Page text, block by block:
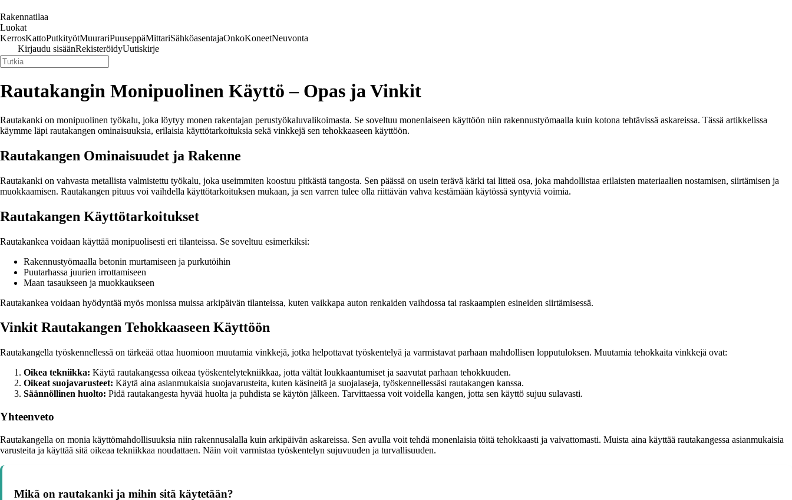
Rakennatilaa
Luokat
KerrosKattoPutkityötMuurariPuuseppäMittariSähköasentajaOnkoKoneetNeuvonta
Kirjaudu sisäänRekisteröidyUutiskirje
Rautakangin Monipuolinen Käyttö – Opas ja Vinkit
Rautakanki on monipuolinen työkalu, joka löytyy monen rakentajan perustyökaluvalikoimasta. Se soveltuu monenlaiseen käyttöön niin rakennustyömaalla kuin kotona tehtävissä askareissa. Tässä artikkelissa
käymme läpi rautakangen ominaisuuksia, erilaisia käyttötarkoituksia sekä vinkkejä sen tehokkaaseen käyttöön.
Rautakangen Ominaisuudet ja Rakenne
Rautakanki on vahvasta metallista valmistettu työkalu, joka useimmiten koostuu pitkästä tangosta. Sen päässä on usein terävä kärki tai litteä osa, joka mahdollistaa erilaisten materiaalien nostamisen, siirtämisen ja
muokkaamisen. Rautakangen pituus voi vaihdella käyttötarkoituksen mukaan, ja sen varren tulee olla riittävän vahva kestämään käytössä syntyviä voimia.
Rautakangen Käyttötarkoitukset
Rautakankea voidaan käyttää monipuolisesti eri tilanteissa. Se soveltuu esimerkiksi:
Rakennustyömaalla betonin murtamiseen ja purkutöihin
Puutarhassa juurien irrottamiseen
Maan tasaukseen ja muokkaukseen
Rautakankea voidaan hyödyntää myös monissa muissa arkipäivän tilanteissa, kuten vaikkapa auton renkaiden vaihdossa tai raskaampien esineiden siirtämisessä.
Vinkit Rautakangen Tehokkaaseen Käyttöön
Rautakangella työskennellessä on tärkeää ottaa huomioon muutamia vinkkejä, jotka helpottavat työskentelyä ja varmistavat parhaan mahdollisen lopputuloksen. Muutamia tehokkaita vinkkejä ovat:
Oikea tekniikka: Käytä rautakangessa oikeaa työskentelytekniikkaa, jotta vältät loukkaantumiset ja saavutat parhaan tehokkuuden.
Oikeat suojavarusteet: Käytä aina asianmukaisia suojavarusteita, kuten käsineitä ja suojalaseja, työskennellessäsi rautakangen kanssa.
Säännöllinen huolto: Pidä rautakangesta hyvää huolta ja puhdista se käytön jälkeen. Tarvittaessa voit voidella kangen, jotta sen käyttö sujuu sulavasti.
Yhteenveto
Rautakangella on monia käyttömahdollisuuksia niin rakennusalalla kuin arkipäivän askareissa. Sen avulla voit tehdä monenlaisia töitä tehokkaasti ja vaivattomasti. Muista aina käyttää rautakangessa asianmukaisia
varusteita ja käyttää sitä oikeaa tekniikkaa noudattaen. Näin voit varmistaa työskentelyn sujuvuuden ja turvallisuuden.
Mikä on rautakanki ja mihin sitä käytetään?